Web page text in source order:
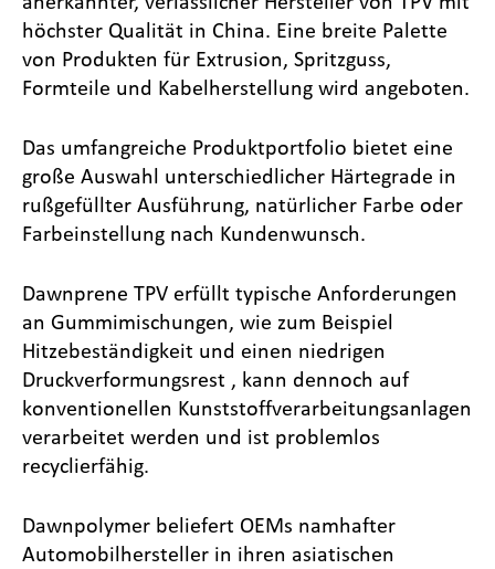
höchster Qualität in China. Eine breite Palette
von Produkten für Extrusion, Spritzguss,
Formteile und Kabelherstellung wird angeboten.
Das umfangreiche Produktportfolio bietet eine
große Auswahl unterschiedlicher Härtegrade in
rußgefüllter Ausführung, natürlicher Farbe oder
Farbeinstellung nach Kundenwunsch.
Dawnprene TPV erfüllt typische Anforderungen
an Gummimischungen, wie zum Beispiel
Hitzebeständigkeit und einen niedrigen
Druckverformungsrest , kann dennoch auf
konventionellen Kunststoffverarbeitungsanlagen
verarbeitet werden und ist problemlos
recyclierfähig.
Dawnpolymer beliefert OEMs namhafter
Automobilhersteller in ihren asiatischen